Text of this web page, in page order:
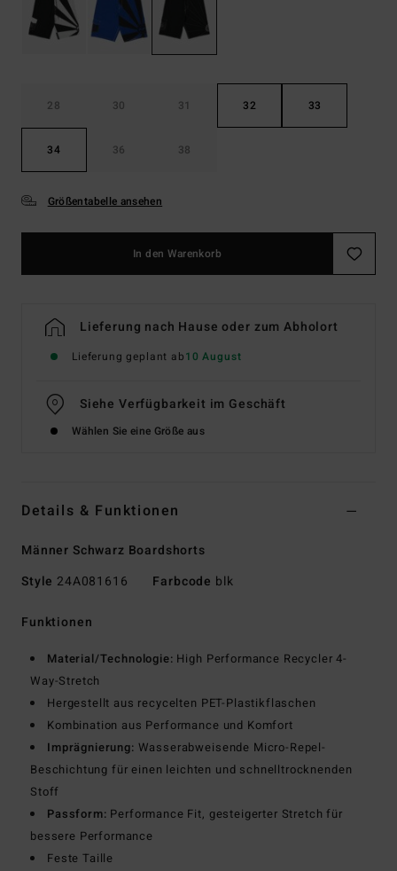
28 30 31 32 33
34 36 38
Größentabelle ansehen
In den Warenkorb
Lieferung nach Hause oder zum Abholort
Lieferung geplant ab10 August
Siehe Verfügbarkeit im Geschäft
Wählen Sie eine Größe aus
Details & Funktionen
Männer Schwarz Boardshorts
Style 24A081616 Farbcode blk
Funktionen
Material/Technologie: High Performance Recycler 4-
Way-Stretch
Hergestellt aus recycelten PET-Plastikflaschen
Kombination aus Performance und Komfort
Imprägnierung: Wasserabweisende Micro-Repel-
Beschichtung für einen leichten und schnelltrocknenden
Stoff
Passform: Performance Fit, gesteigerter Stretch für
bessere Performance
Feste Taille